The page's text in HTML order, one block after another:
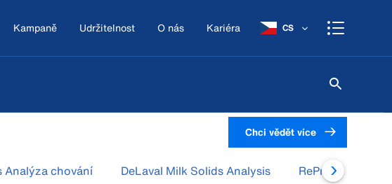
Kampaně Udržitelnost O nás Kariéra CS
Chci vědět více
Analýza chování DeLaval Milk Solids Analysis RePro